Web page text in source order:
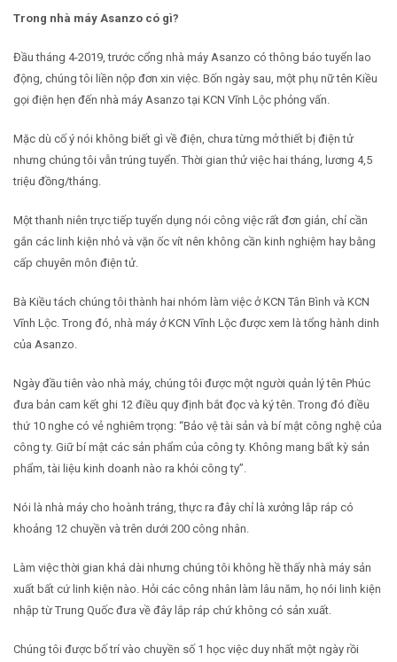
Trong nhà máy Asanzo có gì?
Đầu tháng 4-2019, trước cổng nhà máy Asanzo có thông báo tuyển lao
động, chúng tôi liền nộp đơn xin việc. Bốn ngày sau, một phụ nữ tên Kiều
gọi điện hẹn đến nhà máy Asanzo tại KCN Vĩnh Lộc phỏng vấn.
Mặc dù cố ý nói không biết gì về điện, chưa từng mở thiết bị điện tử
nhưng chúng tôi vẫn trúng tuyển. Thời gian thử việc hai tháng, lương 4,5
triệu đồng/tháng.
Một thanh niên trực tiếp tuyển dụng nói công việc rất đơn giản, chỉ cần
gắn các linh kiện nhỏ và vặn ốc vít nên không cần kinh nghiệm hay bằng
cấp chuyên môn điện tử.
Bà Kiều tách chúng tôi thành hai nhóm làm việc ở KCN Tân Bình và KCN
Vĩnh Lộc. Trong đó, nhà máy ở KCN Vĩnh Lộc được xem là tổng hành dinh
của Asanzo.
Ngày đầu tiên vào nhà máy, chúng tôi được một người quản lý tên Phúc
đưa bản cam kết ghi 12 điều quy định bắt đọc và ký tên. Trong đó điều
thứ 10 nghe có vẻ nghiêm trọng: “Bảo vệ tài sản và bí mật công nghệ của
công ty. Giữ bí mật các sản phẩm của công ty. Không mang bất kỳ sản
phẩm, tài liệu kinh doanh nào ra khỏi công ty”.
Nói là nhà máy cho hoành tráng, thực ra đây chỉ là xưởng lắp ráp có
khoảng 12 chuyền và trên dưới 200 công nhân.
Làm việc thời gian khá dài nhưng chúng tôi không hề thấy nhà máy sản
xuất bất cứ linh kiện nào. Hỏi các công nhân làm lâu năm, họ nói linh kiện
nhập từ Trung Quốc đưa về đây lắp ráp chứ không có sản xuất.
Chúng tôi được bố trí vào chuyền số 1 học việc duy nhất một ngày rồi